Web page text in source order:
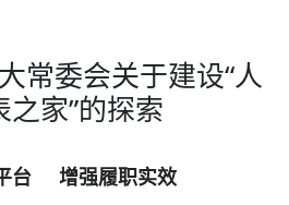
常委会关于建设“人
之家”的探索
台 增强履职实效